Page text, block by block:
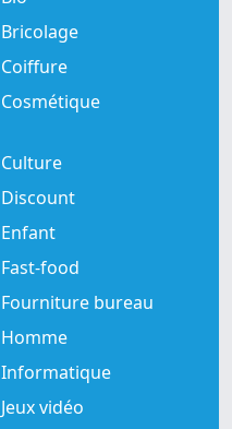
Bricolage
Coiffure
Cosmétique
Culture
Discount
Enfant
Fast-food
Fourniture bureau
Homme
Informatique
Jeux vidéo